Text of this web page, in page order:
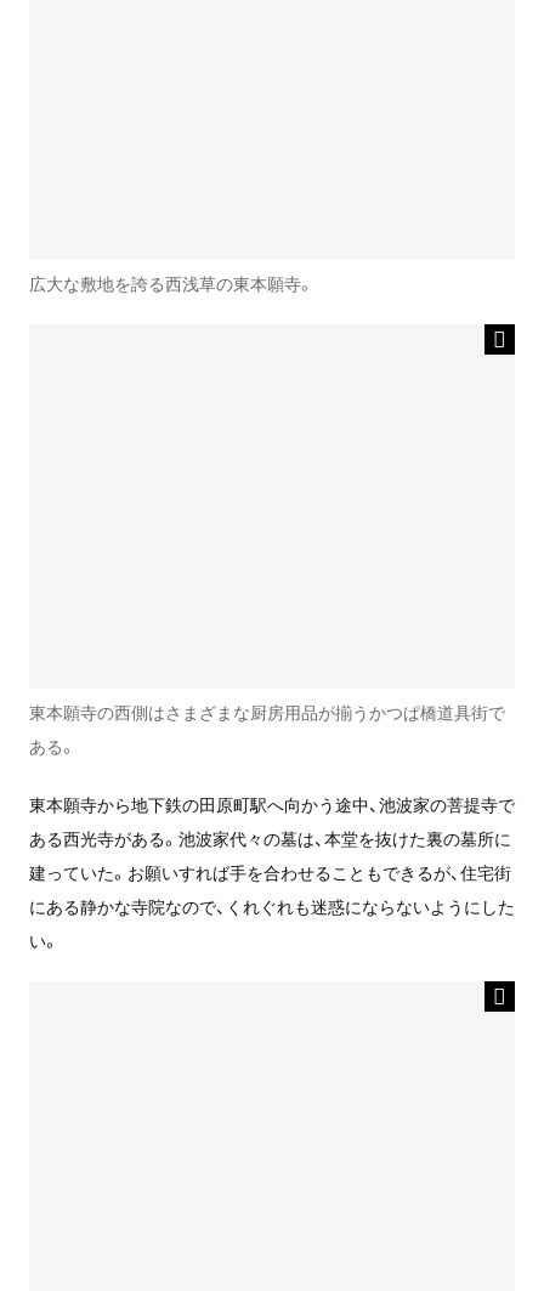
広大な敷地を誇る西浅草の東本願寺。
東本願寺の西側はさまざまな厨房用品が揃うかつぱ橋道具街で
ある。
東本願寺から地下鉄の田原町駅へ向かう途中、池波家の菩提寺で
ある西光寺がある。池波家代々の墓は、本堂を抜けた裏の墓所に
建っていた。お願いすれば手を合わせることもできるが、住宅街
にある静かな寺院なので、くれぐれも迷惑にならないようにした
い。